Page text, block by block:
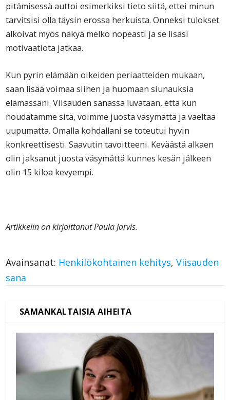
pitämisessä auttoi esimerkiksi tieto siitä, ettei minun
tarvitsisi olla täysin erossa herkuista. Onneksi tulokset
alkoivat myös näkyä melko nopeasti ja se lisäsi
motivaatiota jatkaa.
Kun pyrin elämään oikeiden periaatteiden mukaan,
saan lisää voimaa siihen ja huomaan siunauksia
elämässäni. Viisauden sanassa luvataan, että kun
noudatamme sitä, voimme juosta väsymättä ja vaeltaa
uupumatta. Omalla kohdallani se toteutui hyvin
konkreettisesti. Saavutin tavoitteeni. Keväästä alkaen
olin jaksanut juosta väsymättä kunnes kesän jälkeen
olin 15 kiloa kevyempi.
Artikkelin on kirjoittanut Paula Jarvis.
Avainsanat: Henkilökohtainen kehitys,Viisauden
sana